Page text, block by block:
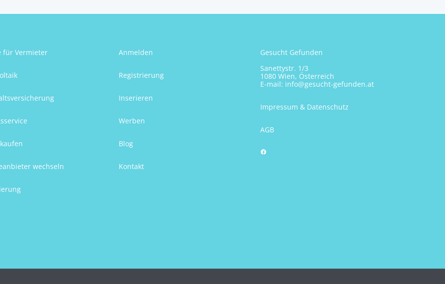
für Vermieter
wechseln
Anmelden
Registrierung
Inserieren
Werben
Blog
Kontakt
Gesucht Gefunden
Sanettystr. 1/3
1080 Wien, Österreich
E-mail: info@gesucht-gefunden.at
Impressum & Datenschutz
AGB
Facebook